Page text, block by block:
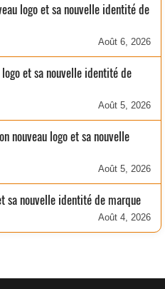
logo et sa nouvelle identité de
Août 6, 2026
et sa nouvelle identité de
Août 5, 2026
nouveau logo et sa nouvelle
Août 5, 2026
sa nouvelle identité de marque
Août 4, 2026